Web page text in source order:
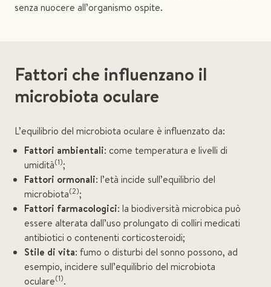
senza nuocere all’organismo ospite.
Fattori che influenzano il
microbiota oculare
L’equilibrio del microbiota oculare è influenzato da:
Fattori ambientali: come temperatura e livelli di
umidità(1);
Fattori ormonali: l’età incide sull’equilibrio del
microbiota(2);
Fattori farmacologici: la biodiversità microbica può
essere alterata dall’uso prolungato di colliri medicati
antibiotici o contenenti corticosteroidi;
Stile di vita: fumo o disturbi del sonno possono, ad
esempio, incidere sull’equilibrio del microbiota
oculare(1).